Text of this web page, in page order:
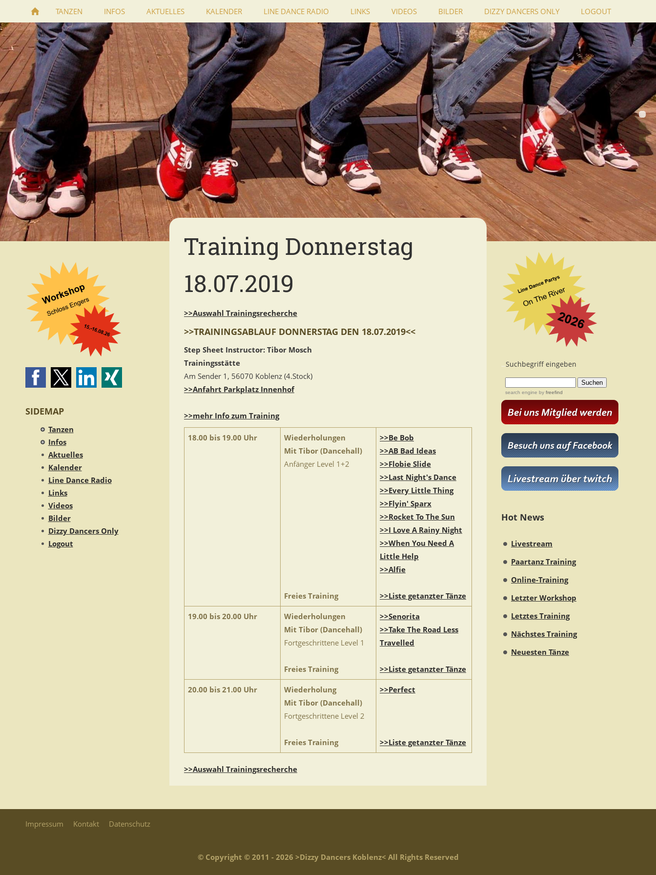
TANZEN INFOS AKTUELLES KALENDER LINE DANCE RADIO LINKS VIDEOS BILDER DIZZY DANCERS ONLY LOGOUT
SIDEMAP
Tanzen
Infos
Aktuelles
Kalender
Line Dance Radio
Links
Videos
Bilder
Dizzy Dancers Only
Logout
Training Donnerstag
18.07.2019
>>Auswahl Trainingsrecherche
>>TRAININGSABLAUF DONNERSTAG DEN 18.07.2019<<
Step Sheet Instructor: Tibor Mosch
Trainingsstätte
Am Sender 1, 56070 Koblenz (4.Stock)
>>Anfahrt Parkplatz Innenhof
>>mehr Info zum Training
18.00 bis 19.00 Uhr
Wiederholungen
Mit Tibor (Dancehall)
Anfänger Level 1+2
Freies Training
>>Be Bob
>>AB Bad Ideas
>>Flobie Slide
>>Last Night's Dance
>>Every Little Thing
>>Flyin' Sparx
>>Rocket To The Sun
>>I Love A Rainy Night
>>When You Need A
Little Help
>>Alfie
>>Liste getanzter Tänze
19.00 bis 20.00 Uhr
Wiederholungen
Mit Tibor (Dancehall)
Fortgeschrittene Level 1
Freies Training
>>Senorita
>>Take The Road Less
Travelled
>>Liste getanzter Tänze
20.00 bis 21.00 Uhr
Wiederholung
Mit Tibor (Dancehall)
Fortgeschrittene Level 2
Freies Training
>>Perfect
>>Liste getanzter Tänze
>>Auswahl Trainingsrecherche
...Suchbegriff eingeben
search engine by freefind
Hot News
Livestream
Paartanz Training
Online-Training
Letzter Workshop
Letztes Training
Nächstes Training
Neuesten Tänze
Impressum Kontakt Datenschutz
© Copyright © 2011 - 2026 >Dizzy Dancers Koblenz< All Rights Reserved